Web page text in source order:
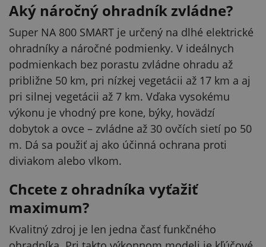
Aký náročný ohradník zvládne?
Super NA 800 SMART je určený na dlhé elektrické
ohradníky a náročné podmienky. V ideálnych
podmienkach bez porastu zvládne ohradu až
približne 50 km, pri nízkej vegetácii až 17 km a aj
pri silnej vegetácii až 7 km. Vďaka vysokému
výkonu je vhodný pre kone, býky, hovädzí
dobytok a ovce – zvládne až 30 ovčích sietí po 50
m. Dá sa použiť aj ako účinná ochrana proti
diviakom alebo vlkom.
Chcete z ohradníka vyťažiť
maximum?
Kvalitný zdroj je len jedna časť funkčného